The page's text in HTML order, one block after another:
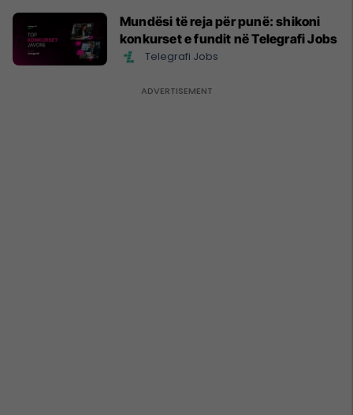
Mundësi të reja për punë: shikoni
konkurset e fundit në Telegrafi Jobs
Telegrafi Jobs